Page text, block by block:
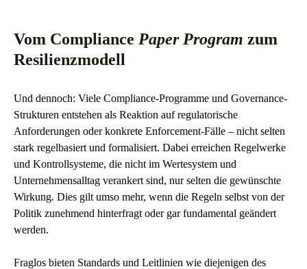
Vom Compliance Paper Program zum
Resilienzmodell
Und dennoch: Viele Compliance-Programme und Governance-
Strukturen entstehen als Reaktion auf regulatorische
Anforderungen oder konkrete Enforcement-Fälle – nicht selten
stark regelbasiert und formalisiert. Dabei erreichen Regelwerke
und Kontrollsysteme, die nicht im Wertesystem und
Unternehmensalltag verankert sind, nur selten die gewünschte
Wirkung. Dies gilt umso mehr, wenn die Regeln selbst von der
Politik zunehmend hinterfragt oder gar fundamental geändert
werden.
Fraglos bieten Standards und Leitlinien wie diejenigen des